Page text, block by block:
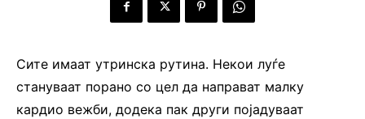
Сите имаат утринска рутина. Некои луѓе
стануваат порано со цел да направат малку
кардио вежби, додека пак други појадуваат